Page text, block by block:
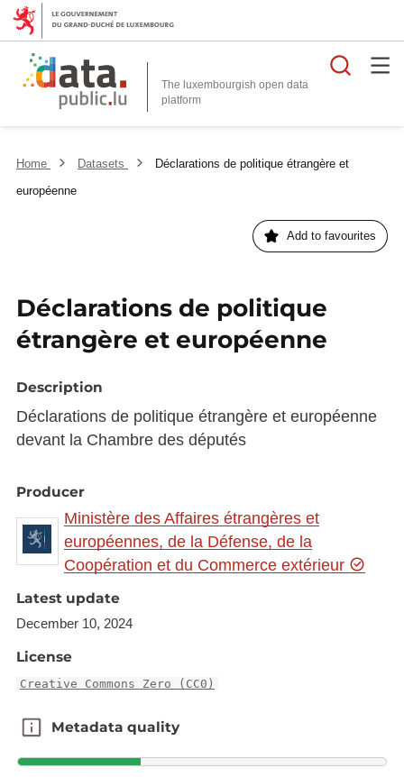
The luxembourgish open data
platform
Home Datasets
Déclarations de politique étrangère et
européenne
Add to favourites
Déclarations de politique
étrangère et européenne
Description
Déclarations de politique étrangère et européenne
devant la Chambre des députés
Producer
Ministère des Affaires étrangères et
européennes, de la Défense, de la
Coopération et du Commerce extérieur
Latest update
December 10, 2024
License
Creative Commons Zero (CC0)
Metadata quality
Metadata quality